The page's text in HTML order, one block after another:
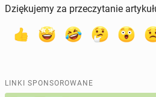
Dziękujemy za przeczytanie
LINKI SPONSOROWANE